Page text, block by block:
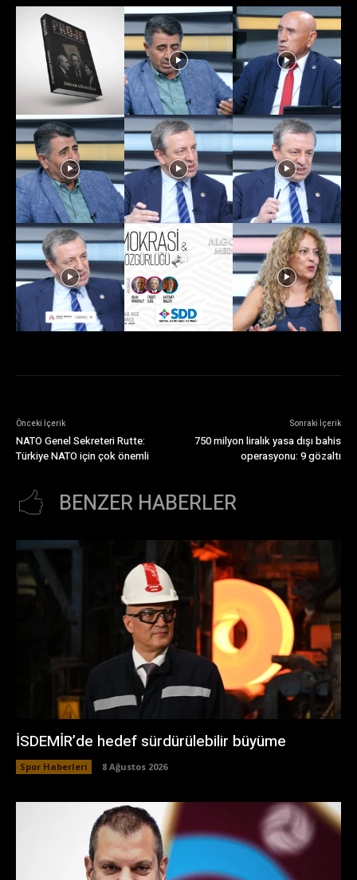
Önceki İçerik
NATO Genel Sekreteri Rutte:
Türkiye NATO için çok önemli
Sonraki İçerik
750 milyon liralık yasa dışı bahis
operasyonu: 9 gözaltı
BENZER HABERLER
İSDEMİR’de hedef sürdürülebilir büyüme
Spor Haberleri 8 Ağustos 2026